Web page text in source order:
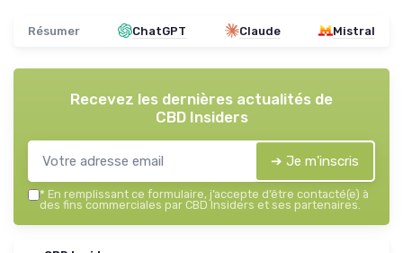
Résumer ChatGPT Claude Mistral
Recevez les dernières actualités de
CBD Insiders
➔ Je m'inscris
* En remplissant ce formulaire, j’accepte d’être contacté(e) à
des fins commerciales par CBD Insiders et ses partenaires.